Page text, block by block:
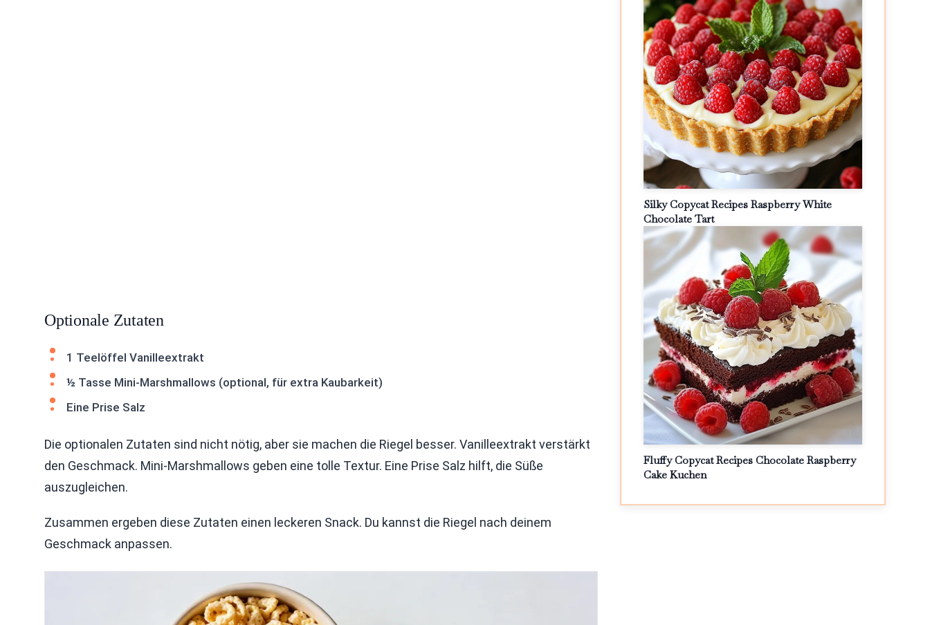
Optionale Zutaten
1 Teelöffel Vanilleextrakt
½ Tasse Mini-Marshmallows (optional, für extra Kaubarkeit)
Eine Prise Salz
Die optionalen Zutaten sind nicht nötig, aber sie machen die Riegel besser. Vanilleextrakt verstärkt
den Geschmack. Mini-Marshmallows geben eine tolle Textur. Eine Prise Salz hilft, die Süße
auszugleichen.
Zusammen ergeben diese Zutaten einen leckeren Snack. Du kannst die Riegel nach deinem
Geschmack anpassen.
Silky Copycat Recipes Raspberry White
Chocolate Tart
Fluffy Copycat Recipes Chocolate Raspberry
Cake Kuchen